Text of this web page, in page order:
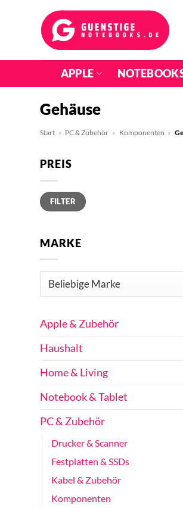
APPLE
Gehäuse
Start » PC & Zubehör » Komponenten »
PREIS
Min.
Preis
Max.
PreisFILTER
MARKE
Apple & Zubehör
Haushalt
Home & Living
Notebook & Tablet
PC & Zubehör
Drucker & Scanner
Festplatten & SSDs
Kabel & Zubehör
Komponenten